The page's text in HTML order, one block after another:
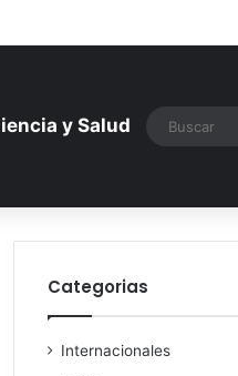
ante la amenaza rusa
y Salud
Categorias
Internacionales